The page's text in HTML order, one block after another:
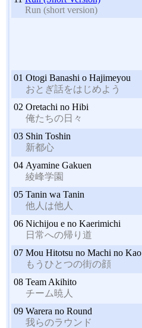
Run (short version)
01 Otogi Banashi o Hajimeyou
おとぎ話をはじめよう
02 Oretachi no Hibi
俺たちの日々
03 Shin Toshin
新都心
04 Ayamine Gakuen
綾峰学園
05 Tanin wa Tanin
他人は他人
06 Nichijou e no Kaerimichi
日常への帰り道
07 Mou Hitotsu no Machi no Kao
もうひとつの街の顔
08 Team Akihito
チーム暁人
09 Warera no Round
我らのラウンド